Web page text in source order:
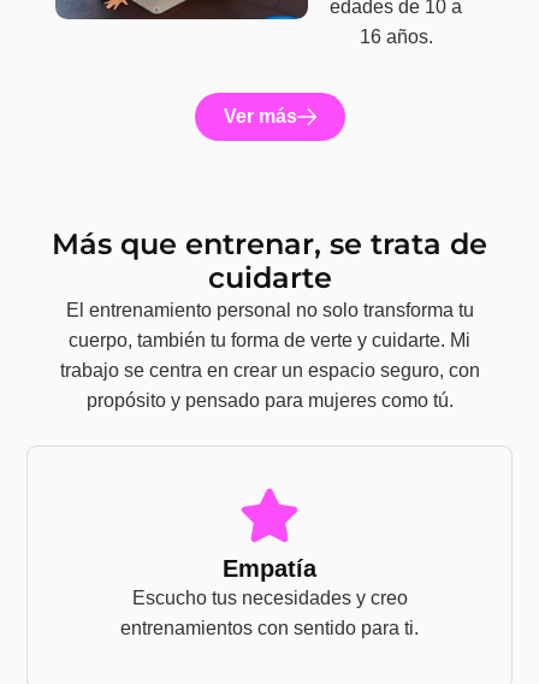
edades de 10 a
16 años.
Ver más
Más que entrenar, se trata de
cuidarte
El entrenamiento personal no solo transforma tu
cuerpo, también tu forma de verte y cuidarte. Mi
trabajo se centra en crear un espacio seguro, con
propósito y pensado para mujeres como tú.
Empatía
Escucho tus necesidades y creo
entrenamientos con sentido para ti.